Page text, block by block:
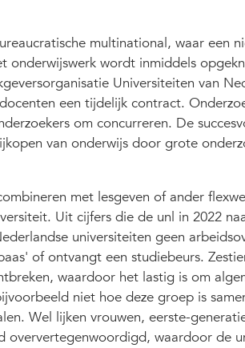
multinational, waar een
onderwijswerk wordt inmiddels
Universiteiten van
een tijdelijk contract.
om concurreren. De
van onderwijs door grote
met lesgeven of ander
Uit cijfers die de unl in 2022
universiteiten geen
of ontvangt een studiebeurs.
waardoor het lastig is om
niet hoe deze groep is
Wel lijken vrouwen, eerste-
oververtegenwoordigd, waardoor de